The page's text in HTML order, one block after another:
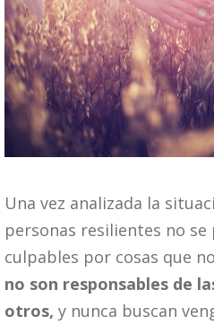
Una vez analizada la
personas resilientes no
culpables por cosas que
no son responsables de
otros, y nunca buscan